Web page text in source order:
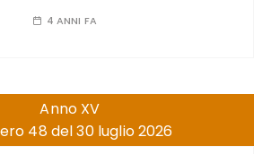
4 ANNI FA
Anno XV
48 del 30 luglio 2026